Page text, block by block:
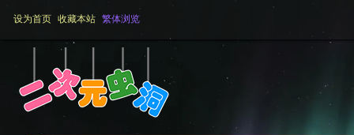
设为首页 收藏本站 繁体浏览